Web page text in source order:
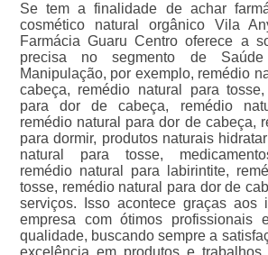
Se tem a finalidade de achar
cosmético natural orgânico Vila
Farmácia Guaru Centro oferece a
precisa no segmento de
Manipulação, por exemplo, remédio
cabeça, remédio natural para tosse,
para dor de cabeça, remédio
remédio natural para dor de cabeça,
para dormir, produtos naturais
natural para tosse,
remédio natural para labirintite,
tosse, remédio natural para dor de
serviços. Isso acontece graças aos
empresa com ótimos profissionais
qualidade, buscando sempre a
excelência em produtos e